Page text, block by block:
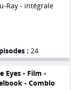
Ray - intégrale
: 24
Eyes - Film -
- Comblo